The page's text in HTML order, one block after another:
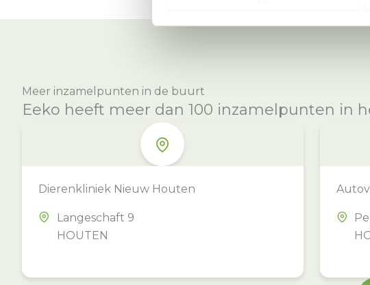
Meer inzamelpunten in de buurt
Eeko heeft meer dan 100 inzamelpunten in
Dierenkliniek Nieuw Houten
Langeschaft 9
HOUTEN